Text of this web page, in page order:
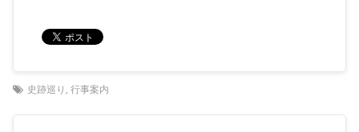
史跡巡り , 行事案内